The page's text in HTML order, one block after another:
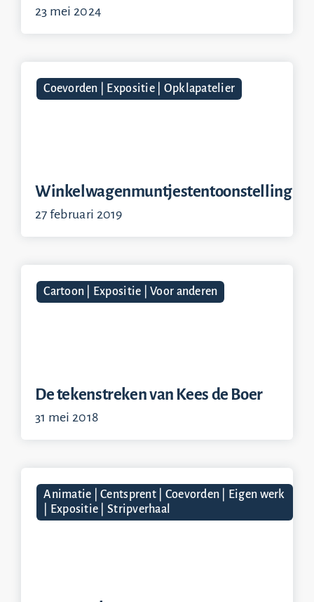
23 mei 2024
Coevorden | Expositie | Opklapatelier
Winkelwagenmuntjestentoonstelling
27 februari 2019
Cartoon | Expositie | Voor anderen
De tekenstreken van Kees de Boer
31 mei 2018
Animatie | Centsprent | Coevorden | Eigen werk
| Expositie | Stripverhaal